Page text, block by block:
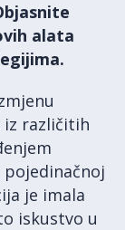
alata
različitih
je imala
iskustvo u